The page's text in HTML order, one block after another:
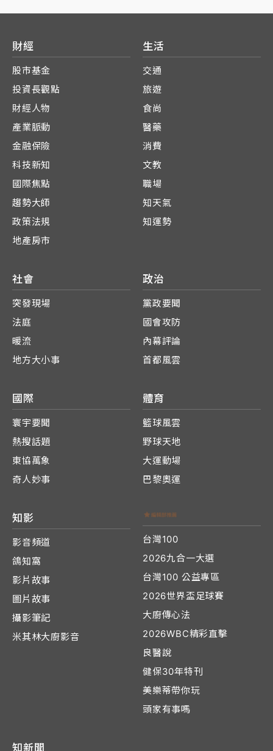
財經
股市基金
投資長觀點
財經人物
產業脈動
金融保險
科技新知
國際焦點
趨勢大師
政策法規
地產房市
生活
交通
旅遊
食尚
醫藥
消費
文教
職場
知天氣
知運勢
社會
突發現場
法庭
暖流
地方大小事
政治
黨政要聞
國會攻防
內幕評論
首都風雲
國際
寰宇要聞
熱搜話題
東協萬象
奇人妙事
體育
籃球風雲
野球天地
大運動場
巴黎奧運
知影
影音頻道
鴿知窩
影片故事
圖片故事
攝影筆記
米其林大廚影音
台灣100
2026九合一大選
台灣100 公益專區
2026世界盃足球賽
大廚傳心法
2026WBC精彩直擊
良醫說
健保30年特刊
美樂蒂帶你玩
頭家有事嗎
知新聞